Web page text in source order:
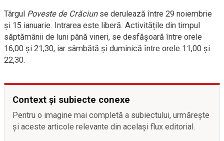
Târgul Poveste de Crăciunse derulează între 29 noiembrie
şi 15 ianuarie. Intrarea este liberă. Activitățile din timpul
săptămânii de luni până vineri, se desfășoară între orele
16,00 și 21,30, iar sâmbătă şi duminică între orele 11,00 şi
22,30.
Context și subiecte conexe
Pentru o imagine mai completă a subiectului, urmărește
și aceste articole relevante din același flux editorial.